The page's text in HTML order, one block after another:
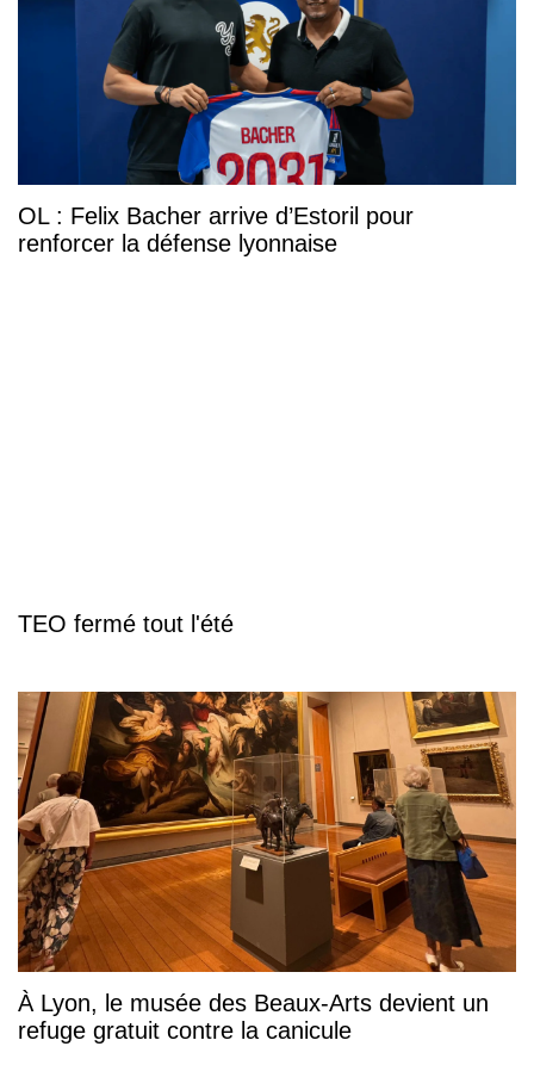
OL : Felix Bacher arrive d’Estoril pour
renforcer la défense lyonnaise
TEO fermé tout l'été
À Lyon, le musée des Beaux-Arts devient un
refuge gratuit contre la canicule